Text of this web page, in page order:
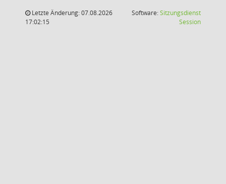
Letzte Änderung: 07.08.2026
17:02:15
Software:Sitzungsdienst
Session(Wird in